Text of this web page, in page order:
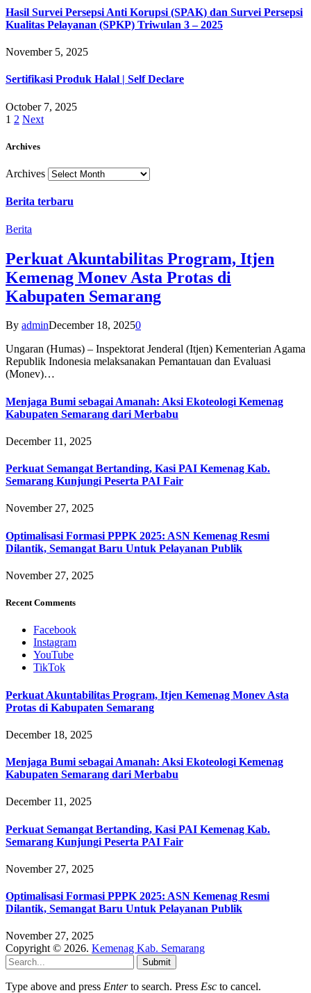
Hasil Survei Persepsi Anti Korupsi (SPAK) dan Survei Persepsi
Kualitas Pelayanan (SPKP) Triwulan 3 – 2025
November 5, 2025
Sertifikasi Produk Halal | Self Declare
October 7, 2025
1 2 Next
Archives
Archives
Berita terbaru
Berita
Perkuat Akuntabilitas Program, Itjen
Kemenag Monev Asta Protas di
Kabupaten Semarang
By adminDecember 18, 20250
Ungaran (Humas) – Inspektorat Jenderal (Itjen) Kementerian Agama
Republik Indonesia melaksanakan Pemantauan dan Evaluasi
(Monev)…
Menjaga Bumi sebagai Amanah: Aksi Ekoteologi Kemenag
Kabupaten Semarang dari Merbabu
December 11, 2025
Perkuat Semangat Bertanding, Kasi PAI Kemenag Kab.
Semarang Kunjungi Peserta PAI Fair
November 27, 2025
Optimalisasi Formasi PPPK 2025: ASN Kemenag Resmi
Dilantik, Semangat Baru Untuk Pelayanan Publik
November 27, 2025
Recent Comments
Facebook
Instagram
YouTube
TikTok
Perkuat Akuntabilitas Program, Itjen Kemenag Monev Asta
Protas di Kabupaten Semarang
December 18, 2025
Menjaga Bumi sebagai Amanah: Aksi Ekoteologi Kemenag
Kabupaten Semarang dari Merbabu
December 11, 2025
Perkuat Semangat Bertanding, Kasi PAI Kemenag Kab.
Semarang Kunjungi Peserta PAI Fair
November 27, 2025
Optimalisasi Formasi PPPK 2025: ASN Kemenag Resmi
Dilantik, Semangat Baru Untuk Pelayanan Publik
November 27, 2025
Copyright © 2026. Kemenag Kab. Semarang
Submit
Type above and press Enterto search. Press Esc to cancel.